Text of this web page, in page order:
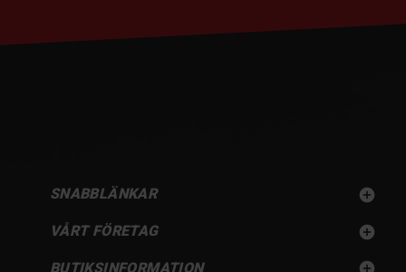
SNABBLÄNKAR 
VÅRT FÖRETAG 
BUTIKSINFORMATION 